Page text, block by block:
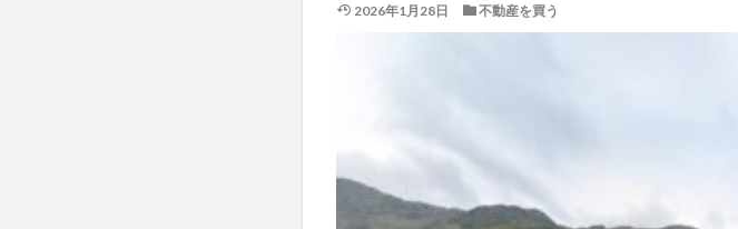
2026年1月28日 不動産を買う